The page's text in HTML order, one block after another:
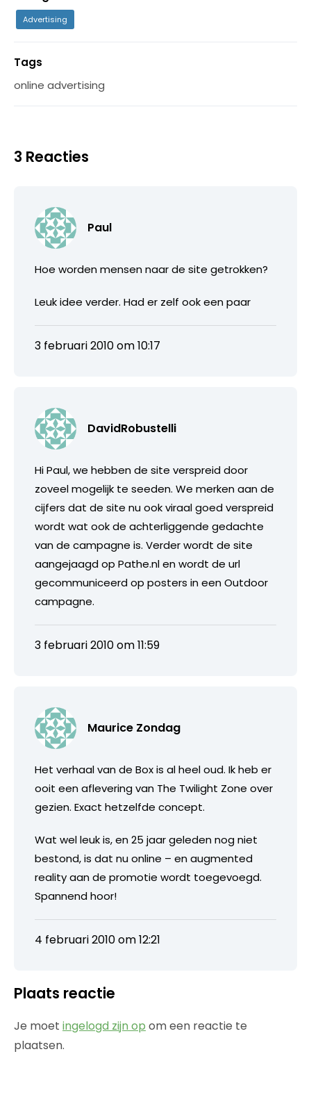
Advertising
Tags
online advertising
3 Reacties
Paul
Hoe worden mensen naar de site getrokken?
Leuk idee verder. Had er zelf ook een paar
3 februari 2010 om 10:17
DavidRobustelli
Hi Paul, we hebben de site verspreid door
zoveel mogelijk te seeden. We merken aan de
cijfers dat de site nu ook viraal goed verspreid
wordt wat ook de achterliggende gedachte
van de campagne is. Verder wordt de site
aangejaagd op Pathe.nl en wordt de url
gecommuniceerd op posters in een Outdoor
campagne.
3 februari 2010 om 11:59
Maurice Zondag
Het verhaal van de Box is al heel oud. Ik heb er
ooit een aflevering van The Twilight Zone over
gezien. Exact hetzelfde concept.
Wat wel leuk is, en 25 jaar geleden nog niet
bestond, is dat nu online – en augmented
reality aan de promotie wordt toegevoegd.
Spannend hoor!
4 februari 2010 om 12:21
Plaats reactie
Je moet ingelogd zijn op om een reactie te
plaatsen.